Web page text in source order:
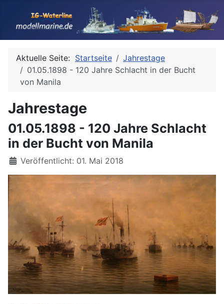
Aktuelle Seite: Startseite
Jahrestage
01.05.1898 - 120 Jahre Schlacht in der Bucht
von Manila
Jahrestage
01.05.1898 - 120 Jahre Schlacht
in der Bucht von Manila
Details
Veröffentlicht: 01. Mai 2018